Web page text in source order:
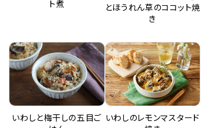
ト煮
とほうれん草のココット焼
き
いわしと梅干しの五目ご いわしのレモンマスタード